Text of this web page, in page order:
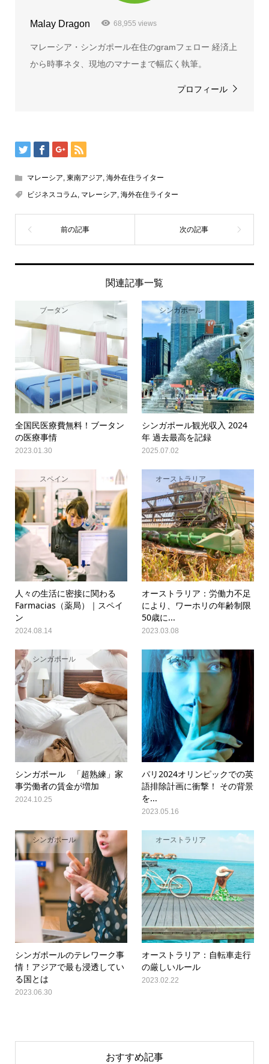
Malay Dragon 68,955 views
マレーシア・シンガポール在住のgramフェロー 経済上
から時事ネタ、現地のマナーまで幅広く執筆。
プロフィール
マレーシア, 東南アジア, 海外在住ライター
ビジネスコラム, マレーシア, 海外在住ライター
関連記事一覧
ブータン
全国民医療費無料！ブータン
の医療事情
2023.01.30
シンガポール
シンガポール観光収入 2024
年 過去最高を記録
2025.07.02
スペイン
人々の生活に密接に関わる
Farmacias（薬局）｜スペイ
ン
2024.08.14
オーストラリア
オーストラリア：労働力不足
により、ワーホリの年齢制限
50歳に...
2023.03.08
シンガポール
シンガポール 「超熟練」家
事労働者の賃金が増加
2024.10.25
イタリア
パリ2024オリンピックでの英
語排除計画に衝撃！ その背景
を...
2023.05.16
シンガポール
シンガポールのテレワーク事
情！アジアで最も浸透してい
る国とは
2023.06.30
オーストラリア
オーストラリア：自転車走行
の厳しいルール
2023.02.22
おすすめ記事